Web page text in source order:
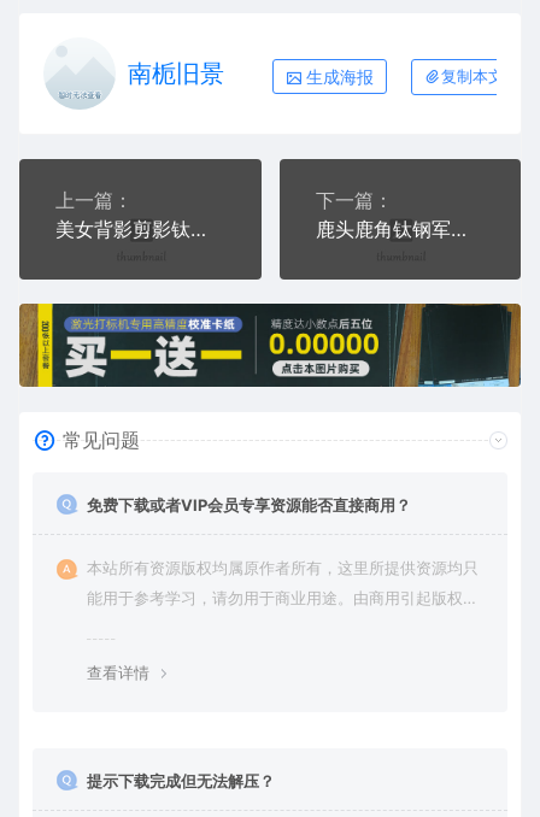
南栀旧景 生成海报 复制本文链接
上一篇：
美女背影剪影钛钢军牌项链AI8.0格式激光打标文件通用矢量图
下一篇：
鹿头鹿角钛钢军牌项链AI8.0格式激光打标文件通用矢量图
常见问题
免费下载或者VIP会员专享资源能否直接商用？
本站所有资源版权均属原作者所有，这里所提供资源均只
能用于参考学习，请勿用于商业用途。由商用引起版权纠
查看详情
提示下载完成但无法解压？